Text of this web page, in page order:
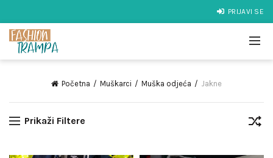
PRIJAVI SE
Početna Muškarci Muška odjeća Jakne
Prikaži Filtere